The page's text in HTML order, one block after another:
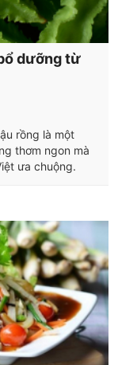
dưỡng từ
rồng là một
thơm ngon mà
ưa chuộng.